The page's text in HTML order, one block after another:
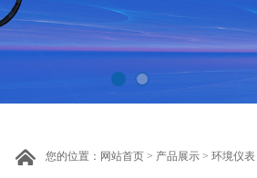
您的位置： 网站首页 > 产品展示 > 环境仪表